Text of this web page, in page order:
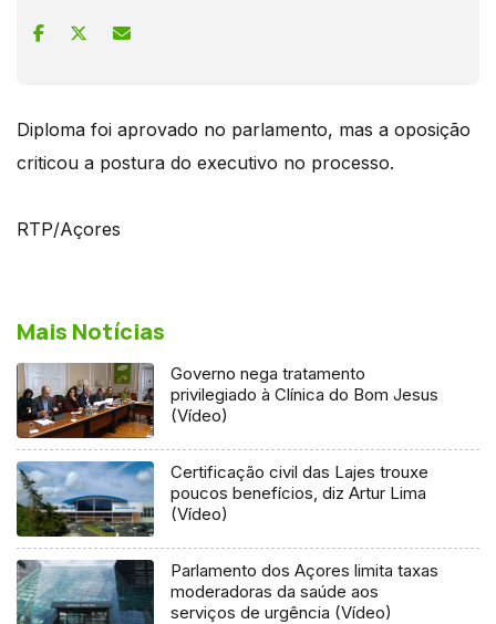
Diploma foi aprovado no parlamento, mas a oposição
criticou a postura do executivo no processo.
RTP/Açores
Mais Notícias
Governo nega tratamento
privilegiado à Clínica do Bom Jesus
(Vídeo)
Certificação civil das Lajes trouxe
poucos benefícios, diz Artur Lima
(Vídeo)
Parlamento dos Açores limita taxas
moderadoras da saúde aos
serviços de urgência (Vídeo)